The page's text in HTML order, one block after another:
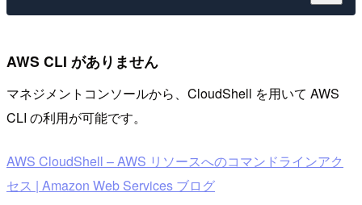
AWS CLI がありません
マネジメントコンソールから、CloudShell を用いて AWS
CLI の利用が可能です。
AWS CloudShell – AWS リソースへのコマンドラインアク
セス | Amazon Web Services ブログ